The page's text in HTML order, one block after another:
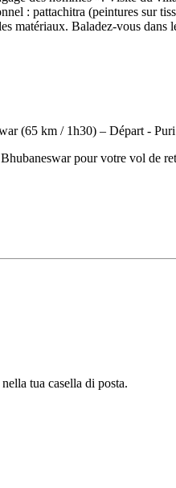
: pattachitra (peintures sur
matériaux. Baladez-vous
pour votre vol de
tua casella di posta.